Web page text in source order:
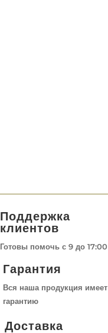
Поддержка
клиентов
Готовы помочь с 9 до 17:00
Гарантия
Вся наша продукция имеет
гарантию
Доставка